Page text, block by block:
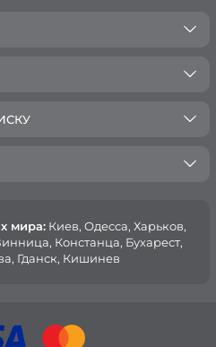
мира: Киев, Oдесса, Харьков,
Констанца, Бухарест,
Гданск, Кишинев